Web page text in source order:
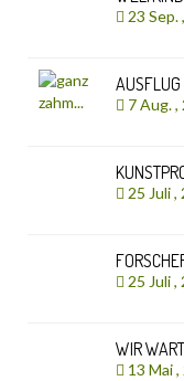
23 Sep.
AUSFLUG
7 Aug. ,
25 Juli ,
25 Juli ,
WIR
13 Mai